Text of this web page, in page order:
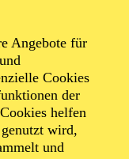
Angebote für
Cookies
der
helfen
wird,
und